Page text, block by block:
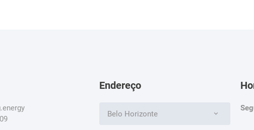
Endereço
Belo Horizonte